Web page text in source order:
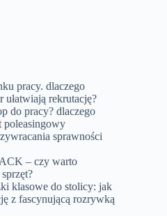
pracy. dlaczego
ułatwiają rekrutację?
do pracy? dlaczego
poleasingowy
sprawności
– czy warto
klasowe do stolicy: jak
z fascynującą rozrywką